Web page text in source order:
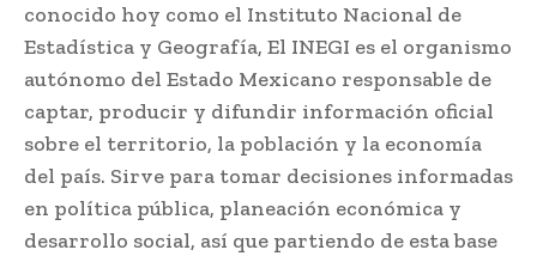
conocido hoy como el Instituto Nacional de
Estadística y Geografía, El INEGI es el organismo
autónomo del Estado Mexicano responsable de
captar, producir y difundir información oficial
sobre el territorio, la población y la economía
del país. Sirve para tomar decisiones informadas
en política pública, planeación económica y
desarrollo social, así que partiendo de esta base